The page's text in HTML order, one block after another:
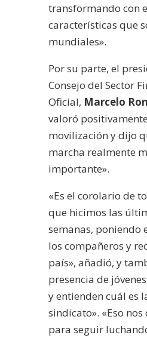
transformando con
características que
mundiales».
Por su parte, el
Consejo del Sector
Oficial, Marcelo
valoró
movilización y dijo
marcha realmente
importante».
«Es el corolario de
que hicimos las
semanas, poniendo
los compañeros y
país», añadió, y
presencia de
y entienden cuál es
sindicato». «Eso
para seguir